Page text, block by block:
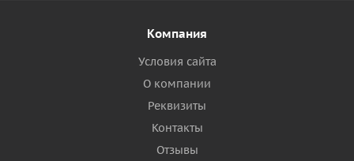
Компания
Условия сайта
О компании
Реквизиты
Контакты
Отзывы